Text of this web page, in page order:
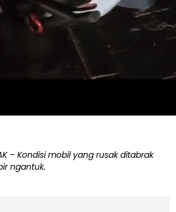
– Kondisi mobil yang rusak ditabrak
ngantuk.